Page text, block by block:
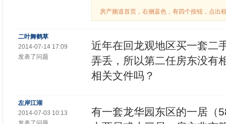
房产频道首页，右侧蓝色，有四个按钮，点出
二叶舞鹤草
2014-07-14 17:09
发表了问题
近年在回龙观地区买一套二
弄丢，所以第二任房东没有
相关文件吗？
左岸江湖
2014-07-03 10:13
有一套龙华园东区的一居（